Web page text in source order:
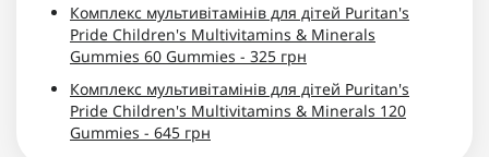
Комплекс мультивітамінів для дітей Puritan's
Pride Children's Multivitamins & Minerals
Gummies 60 Gummies - 325 грн
Комплекс мультивітамінів для дітей Puritan's
Pride Children's Multivitamins & Minerals 120
Gummies - 645 грн